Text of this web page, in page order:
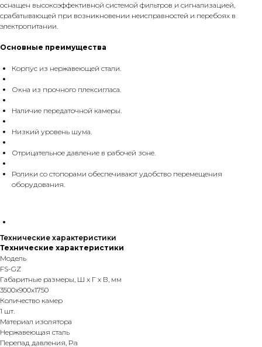
оснащен высокоэффективной системой фильтров и сигнализацией,
срабатывающей при возникновении неисправностей и перебоях в
электропитании.
Основные преимущества
Корпус из нержавеющей стали.
Окна из прочного плексигласа.
Наличие передаточной камеры.
Низкий уровень шума.
Отрицательное давление в рабочей зоне.
Ролики со стопорами обеспечивают удобство перемещения
оборудования.
Технические характеристики
Технические характеристики
Модель
FS-GZ
Габаритные размеры, Ш х Г х В, мм
3500x900x1750
Количество камер
1 шт.
Материал изолятора
Нержавеющая сталь
Перепад давления, Pa